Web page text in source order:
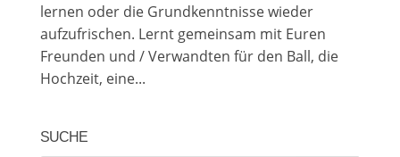
lernen oder die Grundkenntnisse wieder
aufzufrischen. Lernt gemeinsam mit Euren
Freunden und / Verwandten für den Ball, die
Hochzeit, eine...
SUCHE